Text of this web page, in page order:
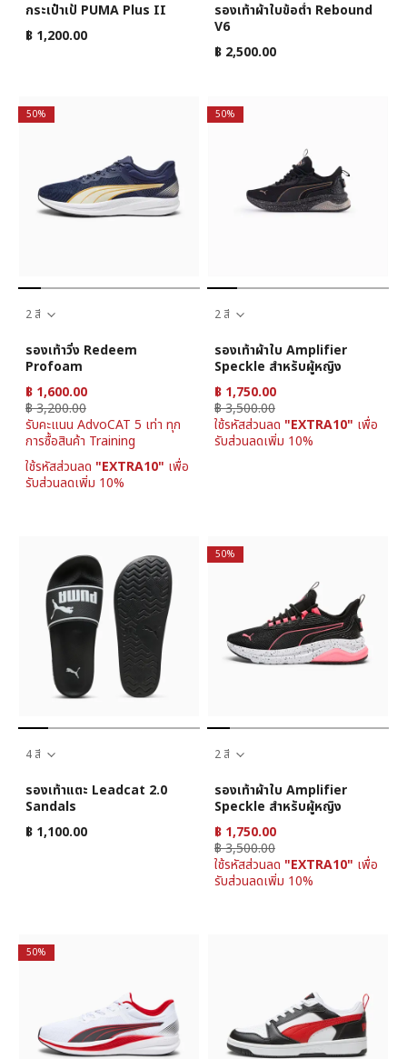
กระเป๋าเป้ PUMA Plus II
฿ 1,200.00
รองเท้าผ้าใบข้อต่ำ Rebound
V6
฿ 2,500.00
50%
2 สี
รองเท้าวิ่ง Redeem
Profoam
฿ 1,600.00
฿ 3,200.00
รับคะแนน AdvoCAT 5 เท่า ทุก
การซื้อสินค้า Training
ใช้รหัสส่วนลด "EXTRA10" เพื่อ
รับส่วนลดเพิ่ม 10%
50%
2 สี
รองเท้าผ้าใบ Amplifier
Speckle สำหรับผู้หญิง
฿ 1,750.00
฿ 3,500.00
ใช้รหัสส่วนลด "EXTRA10" เพื่อ
รับส่วนลดเพิ่ม 10%
4 สี
รองเท้าแตะ Leadcat 2.0
Sandals
฿ 1,100.00
50%
2 สี
รองเท้าผ้าใบ Amplifier
Speckle สำหรับผู้หญิง
฿ 1,750.00
฿ 3,500.00
ใช้รหัสส่วนลด "EXTRA10" เพื่อ
รับส่วนลดเพิ่ม 10%
50%